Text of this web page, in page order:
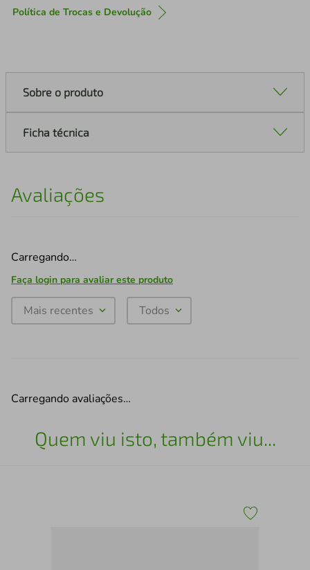
Política de Trocas e Devolução
Sobre o produto
Ficha técnica
Avaliações
Carregando…
Faça login para avaliar este produto
Mais recentes Todos
Carregando avaliações…
Quem viu isto, também viu...